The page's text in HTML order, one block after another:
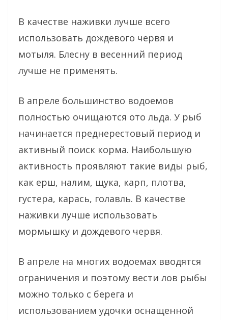
В качестве наживки лучше всего
использовать дождевого червя и
мотыля. Блесну в весенний период
лучше не применять.
В апреле большинство водоемов
полностью очищаются ото льда. У рыб
начинается преднерестовый период и
активный поиск корма. Наибольшую
активность проявляют такие виды рыб,
как ерш, налим, щука, карп, плотва,
густера, карась, голавль. В качестве
наживки лучше использовать
мормышку и дождевого червя.
В апреле на многих водоемах вводятся
ограничения и поэтому вести лов рыбы
можно только с берега и
использованием удочки оснащенной